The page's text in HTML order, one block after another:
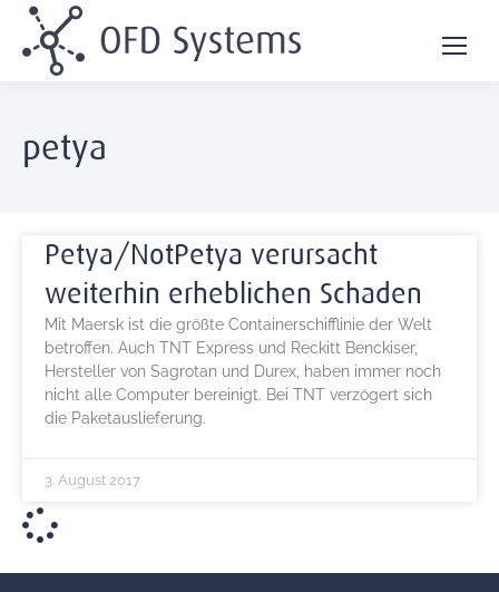
petya
Petya/NotPetya verursacht
weiterhin erheblichen Schaden
Mit Maersk ist die größte Containerschifflinie der Welt
betroffen. Auch TNT Express und Reckitt Benckiser,
Hersteller von Sagrotan und Durex, haben immer noch
nicht alle Computer bereinigt. Bei TNT verzögert sich
die Paketauslieferung.
3. August 2017